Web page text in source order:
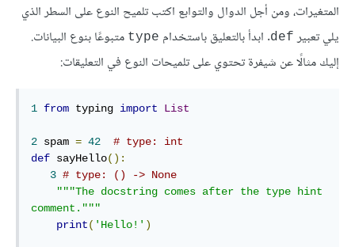
المتغيرات، ومن أجل الدوال والتوابع اكتب تلميح النوع على السطر الذي
يلي تعبير def. ابدأ بالتعليق باستخدام type متبوعًا بنوع البيانات.
إليك مثالًا عن شيفرة تحتوي على تلميحات النوع في التعليقات:
1 from typing import List
2 spam = 42
# type: int
def sayHello():
3 # type: () -> None
"""The docstring comes after the type hint
comment."""
print( 'Hello!' )